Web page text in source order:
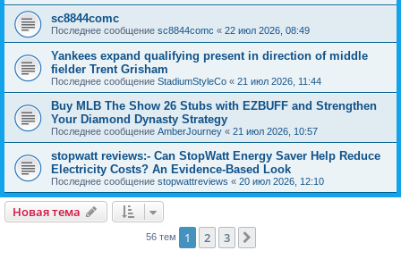
sc8844comc
Последнее сообщение sc8844comc « 22 июл 2026, 08:49
Yankees expand qualifying present in direction of middle
fielder Trent Grisham
Последнее сообщение StadiumStyleCo « 21 июл 2026, 11:44
Buy MLB The Show 26 Stubs with EZBUFF and Strengthen
Your Diamond Dynasty Strategy
Последнее сообщение AmberJourney « 21 июл 2026, 10:57
stopwatt reviews:- Can StopWatt Energy Saver Help Reduce
Electricity Costs? An Evidence-Based Look
Последнее сообщение stopwattreviews « 20 июл 2026, 12:10
Новая тема
56 тем 1 2 3